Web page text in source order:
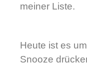
meiner Liste.
Heute ist es
Snooze